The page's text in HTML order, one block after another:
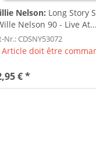
Nelson: Long Story
Nelson 90 - Live At...
Nr.: CDSNY53072
Article doit être
€ *